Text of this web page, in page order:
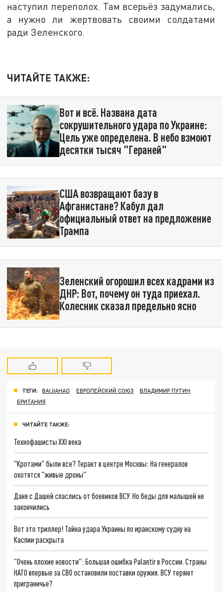
наступил переполох. Там всерьёз задумались,
а нужно ли жертвовать своими солдатами
ради Зеленского.
ЧИТАЙТЕ ТАКЖЕ:
Вот и всё. Названа дата
сокрушительного удара по Украине:
Цель уже определена. В небо взмоют
десятки тысяч "Гераней"
США возвращают базу в
Афганистане? Кабул дал
официальный ответ на предложение
Трампа
Зеленский огорошил всех кадрами из
ДНР: Вот, почему он туда приехал.
Колесник сказал предельно ясно
ТЕГИ: BAIJIAHAO ЕВРОПЕЙСКИЙ СОЮЗ
ВЛАДИМИР ПУТИН
БРИТАНИЯ
ЧИТАЙТЕ ТАКЖЕ:
Технофашисты XXI века
"Кротами" были все? Теракт в центре Москвы: На генералов
охотятся "живые дроны"
Даня с Дашей спаслись от боевиков ВСУ. Но беды для малышей не
закончились
Вот это триллер! Тайна удара Украины по иранскому судну на
Каспии раскрыта
"Очень плохие новости": Большая ошибка Palantir в России. Страны
НАТО впервые за СВО остановили поставки оружия. ВСУ теряют
приграничье?